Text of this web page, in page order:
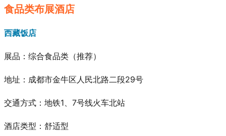
食品类布展酒店
西藏饭店
展品：综合食品类 （推荐）
地址：成都市金牛区人民北路二段29号
交通方式：地铁1、7号线火车北站
酒店类型：舒适型